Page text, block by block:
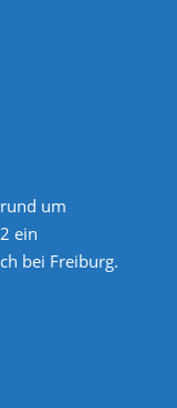
um
ein
bei Freiburg.